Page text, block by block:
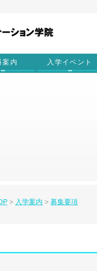
案内 入学イベント
> 入学案内 > 募集要項